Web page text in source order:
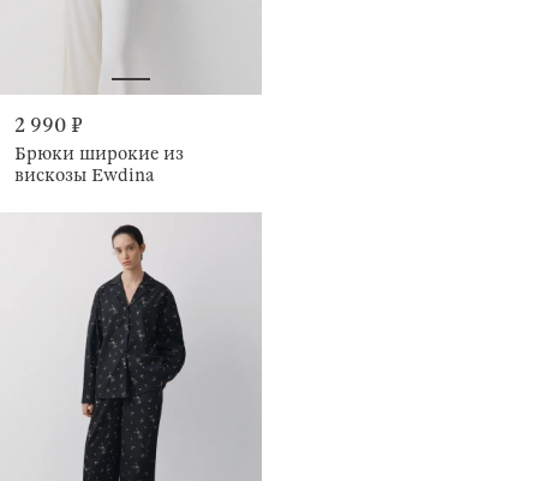
2 990 ₽
Брюки широкие из
вискозы Ewdina